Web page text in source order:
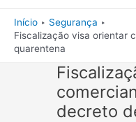
Início
Segurança
Fiscalização visa orientar
quarentena
decreto